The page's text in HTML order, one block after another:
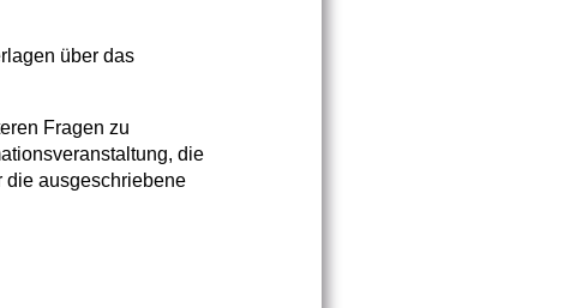
über das
Fragen zu
die
die ausgeschriebene